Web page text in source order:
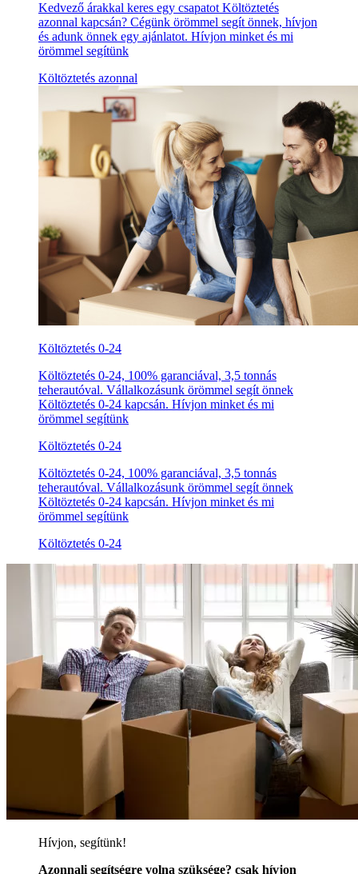
Kedvező árakkal keres egy csapatot Költöztetés
azonnal kapcsán? Cégünk örömmel segít önnek, hívjon
és adunk önnek egy ajánlatot. Hívjon minket és mi
örömmel segítünk
Költöztetés azonnal
Költöztetés 0-24
Költöztetés 0-24, 100% garanciával, 3,5 tonnás
teherautóval. Vállalkozásunk örömmel segít önnek
Költöztetés 0-24 kapcsán. Hívjon minket és mi
örömmel segítünk
Költöztetés 0-24
Költöztetés 0-24, 100% garanciával, 3,5 tonnás
teherautóval. Vállalkozásunk örömmel segít önnek
Költöztetés 0-24 kapcsán. Hívjon minket és mi
örömmel segítünk
Költöztetés 0-24
Hívjon, segítünk!
Azonnali segítségre volna szüksége? csak hívjon